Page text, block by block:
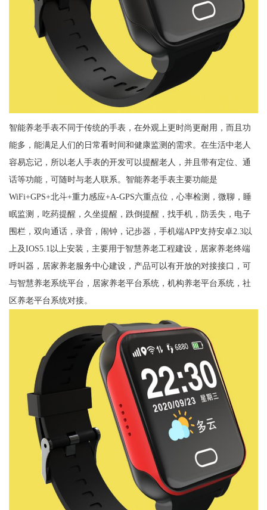
智能养老手表不同于传统的手表，在外观上更时尚更耐用，而且功
能多，能满足人们的日常看时间和健康监测的需求。在生活中老人
容易忘记，所以老人手表的开发可以提醒老人，并且带有定位、通
话等功能，可随时与老人联系。智能养老手表主要功能是
WiFi+GPS+北斗+重力感应+A-GPS六重点位，心率检测，微聊，睡
眠监测，吃药提醒，久坐提醒，跌倒提醒，找手机，防丢失，电子
围栏，双向通话，录音，闹钟，记步器，手机端APP支持安卓2.3以
上及IOS5.1以上安装，主要用于智慧养老工程建设，居家养老终端
呼叫器，居家养老服务中心建设，产品可以有开放的对接接口，可
与智慧养老系统平台，居家养老平台系统，机构养老平台系统，社
区养老平台系统对接。